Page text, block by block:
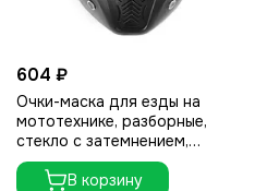
604 ₽
Очки-маска для езды на
мототехнике, разборные,
стекло с затемнением,
черные
В корзину